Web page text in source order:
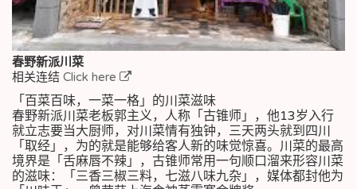
春野新派川菜
相关连结 Click here
「百菜百味，一菜一格」的川菜滋味
春野新派川菜老板郭主义，人称「古锥师」，他13岁入行
就立志要当大厨师，对川菜情有独钟，三天两头就到四川
「取经」，为的就是能够给客人新的味觉惊喜。川菜的最高
境界是「舌麻唇不辣」，古锥师常用一句顺口溜来形容川菜
的滋味：「三香三椒三料，七滋八味九杂」，媒体都封他为